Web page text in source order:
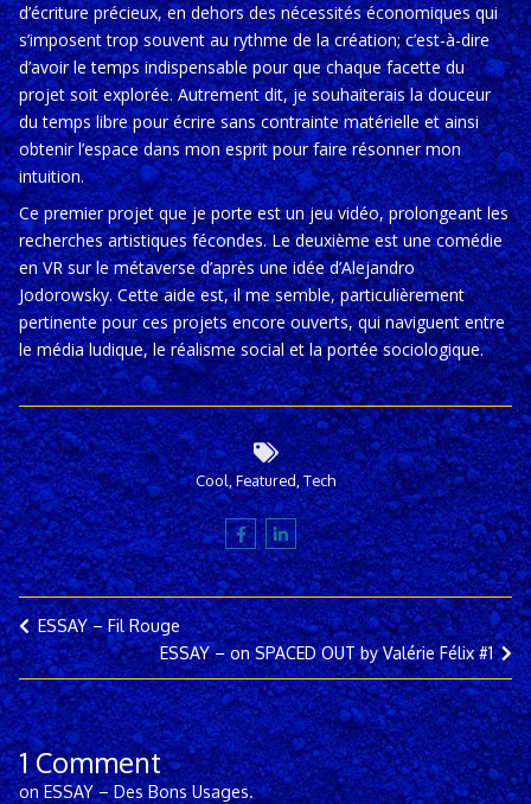
d’écriture précieux, en dehors des nécessités économiques qui
s’imposent trop souvent au rythme de la création; c’est-à-dire
d’avoir le temps indispensable pour que chaque facette du
projet soit explorée. Autrement dit, je souhaiterais la douceur
du temps libre pour écrire sans contrainte matérielle et ainsi
obtenir l’espace dans mon esprit pour faire résonner mon
intuition.
Ce premier projet que je porte est un jeu vidéo, prolongeant les
recherches artistiques fécondes. Le deuxième est une comédie
en VR sur le métaverse d’après une idée d’Alejandro
Jodorowsky. Cette aide est, il me semble, particulièrement
pertinente pour ces projets encore ouverts, qui naviguent entre
le média ludique, le réalisme social et la portée sociologique.
Cool,Featured,Tech
ESSAY – Fil Rouge
ESSAY – on SPACED OUT by Valérie Félix #1
1 Comment
on ESSAY – Des Bons Usages.